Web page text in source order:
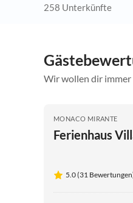
258 Unterkünfte
Wir wollen dir immer
MONACO MIRANTE
Ferienhaus
5.0 (31